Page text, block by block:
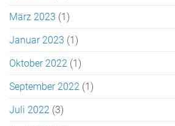
März 2023 (1)
Januar 2023 (1)
Oktober 2022 (1)
September 2022 (1)
Juli 2022 (3)